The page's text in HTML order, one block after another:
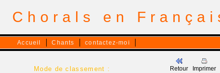
Chorals en
Accueil Chants contactez-moi
Mode de classement : Retour Imprimer